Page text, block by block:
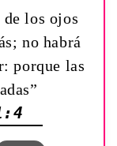
los ojos
no habrá
porque las